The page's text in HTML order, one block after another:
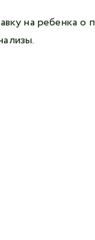
на ребенка о